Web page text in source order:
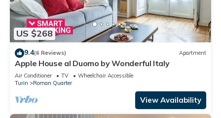
US $268
9.4(6 Reviews) Apartment
Apple House al Duomo by Wonderful Italy
Air Conditioner TV
Wheelchair Accessible
Turin
Roman Quarter
View Availability